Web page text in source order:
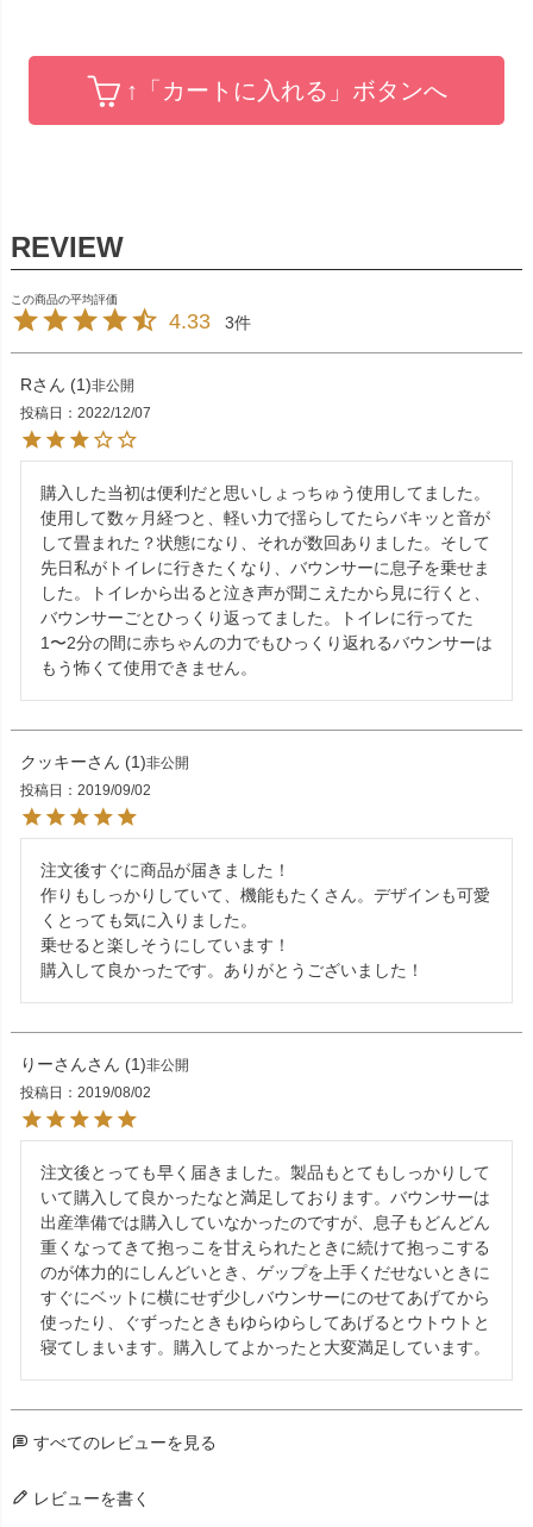
↑「カートに入れる」ボタンへ
4.33 3
R 1 非公開
投稿日
2022/12/07
購入した当初は便利だと思いしょっちゅう使用してました。
使用して数ヶ月経つと、軽い力で揺らしてたらバキッと音が
して畳まれた？状態になり、それが数回ありました。そして
先日私がトイレに行きたくなり、バウンサーに息子を乗せま
した。トイレから出ると泣き声が聞こえたから見に行くと、
バウンサーごとひっくり返ってました。トイレに行ってた
1〜2分の間に赤ちゃんの力でもひっくり返れるバウンサーは
もう怖くて使用できません。
クッキー 1 非公開
投稿日
2019/09/02
注文後すぐに商品が届きました！
作りもしっかりしていて、機能もたくさん。デザインも可愛
くとっても気に入りました。
乗せると楽しそうにしています！
購入して良かったです。ありがとうございました！
りーさん 1 非公開
投稿日
2019/08/02
注文後とっても早く届きました。製品もとてもしっかりして
いて購入して良かったなと満足しております。バウンサーは
出産準備では購入していなかったのですが、息子もどんどん
重くなってきて抱っこを甘えられたときに続けて抱っこする
のが体力的にしんどいとき、ゲップを上手くだせないときに
すぐにベットに横にせず少しバウンサーにのせてあげてから
使ったり、ぐずったときもゆらゆらしてあげるとウトウトと
寝てしまいます。購入してよかったと大変満足しています。
すべてのレビューを見る
レビューを書く